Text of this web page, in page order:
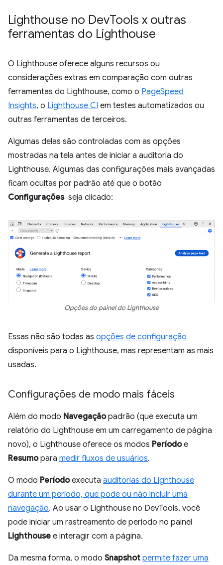
Lighthouse no DevTools x outras
ferramentas do Lighthouse
O Lighthouse oferece alguns recursos ou
considerações extras em comparação com outras
ferramentas do Lighthouse, como o PageSpeed
Insights, o Lighthouse CI em testes automatizados ou
outras ferramentas de terceiros.
Algumas delas são controladas com as opções
mostradas na tela antes de iniciar a auditoria do
Lighthouse. Algumas das configurações mais avançadas
ficam ocultas por padrão até que o botão
Configurações seja clicado:
Opções do painel do Lighthouse
Essas não são todas as opções de configuração
disponíveis para o Lighthouse, mas representam as mais
usadas.
Configurações de modo mais fáceis
Além do modo Navegaçãopadrão (que executa um
relatório do Lighthouse em um carregamento de página
novo), o Lighthouse oferece os modos Períodoe
Resumopara medir fluxos de usuários.
O modo Períodoexecuta auditorias do Lighthouse
durante um período, que pode ou não incluir uma
navegação. Ao usar o Lighthouse no DevTools, você
pode iniciar um rastreamento de período no painel
Lighthouse e interagir com a página.
Da mesma forma, o modo Snapshot permite fazer uma